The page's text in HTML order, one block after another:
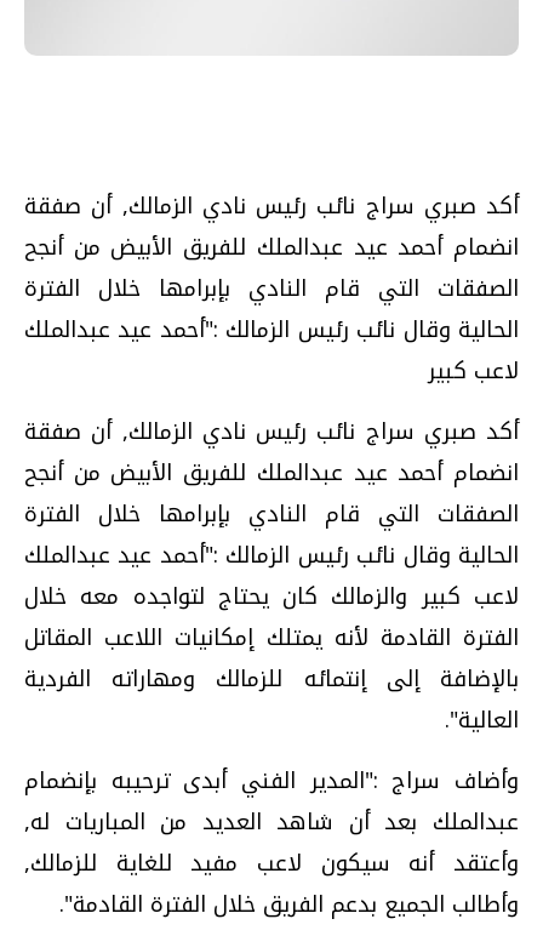
أكد صبري سراج نائب رئيس نادي الزمالك, أن صفقة
انضمام أحمد عيد عبدالملك للفريق الأبيض من أنجح
الصفقات التي قام النادي بإبرامها خلال الفترة
الحالية وقال نائب رئيس الزمالك :"أحمد عيد عبدالملك
لاعب كبير
أكد صبري سراج نائب رئيس نادي الزمالك, أن صفقة
انضمام أحمد عيد عبدالملك للفريق الأبيض من أنجح
الصفقات التي قام النادي بإبرامها خلال الفترة
الحالية وقال نائب رئيس الزمالك :"أحمد عيد عبدالملك
لاعب كبير والزمالك كان يحتاج لتواجده معه خلال
الفترة القادمة لأنه يمتلك إمكانيات اللاعب المقاتل
بالإضافة إلى إنتمائه للزمالك ومهاراته الفردية
العالية".
وأضاف سراج :"المدير الفني أبدى ترحيبه بإنضمام
عبدالملك بعد أن شاهد العديد من المباريات له,
وأعتقد أنه سيكون لاعب مفيد للغاية للزمالك,
وأطالب الجميع بدعم الفريق خلال الفترة القادمة".